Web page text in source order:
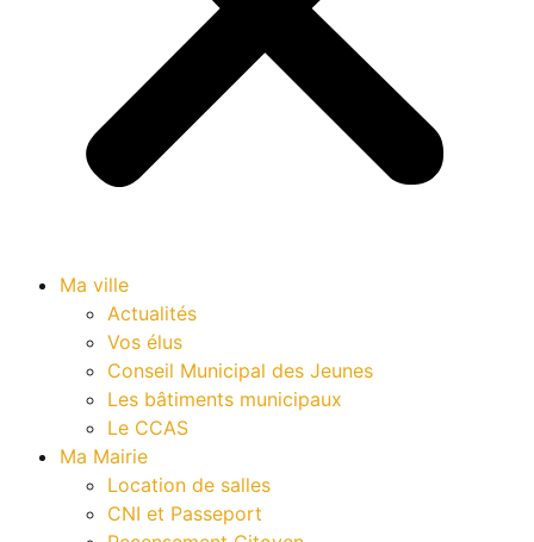
Ma ville
Actualités
Vos élus
Conseil Municipal des Jeunes
Les bâtiments municipaux
Le CCAS
Ma Mairie
Location de salles
CNI et Passeport